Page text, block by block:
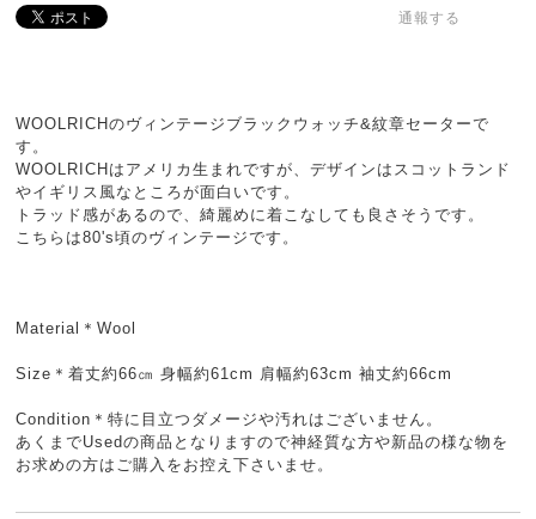
通報する
WOOLRICHのヴィンテージブラックウォッチ&紋章セーターで
す。
WOOLRICHはアメリカ生まれですが、デザインはスコットランド
やイギリス風なところが面白いです。
トラッド感があるので、綺麗めに着こなしても良さそうです。
こちらは80's頃のヴィンテージです。
Material＊Wool
Size＊着丈約66㎝ 身幅約61cm 肩幅約63cm 袖丈約66cm
Condition＊特に目立つダメージや汚れはございません。
あくまでUsedの商品となりますので神経質な方や新品の様な物を
お求めの方はご購入をお控え下さいませ。